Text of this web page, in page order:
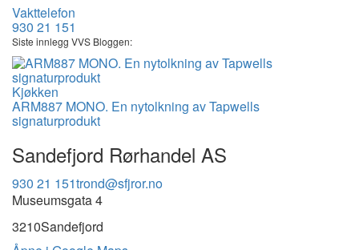
Vakttelefon
930 21 151
Siste innlegg VVS Bloggen:
Kjøkken
ARM887 MONO. En nytolkning av Tapwells
signaturprodukt
Sandefjord Rørhandel AS
930 21 151trond@sfjror.no
Museumsgata 4
3210Sandefjord